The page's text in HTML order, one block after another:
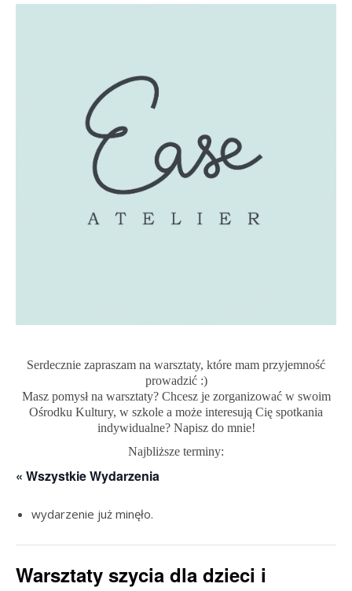
Serdecznie zapraszam na warsztaty, które mam przyjemność
prowadzić :)
Masz pomysł na warsztaty? Chcesz je zorganizować w swoim
Ośrodku Kultury, w szkole a może interesują Cię spotkania
indywidualne? Napisz do mnie!
Najbliższe terminy:
« Wszystkie Wydarzenia
wydarzenie już minęło.
Warsztaty szycia dla dzieci i